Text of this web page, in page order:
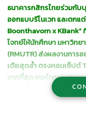
ธนาคารกสิกรไทยร่วมกับ
ออกแบบรีโนเวท และตกแ
Boonthavorn x KBank”
โจทย์ให้นักศึกษา มหาวิท
(RMUTR) ส่งผลงานการอ
เดียสุดล้ำ ตรงคอนเซ็ปต์
มากที่สุด ชนะใจกรรมการ